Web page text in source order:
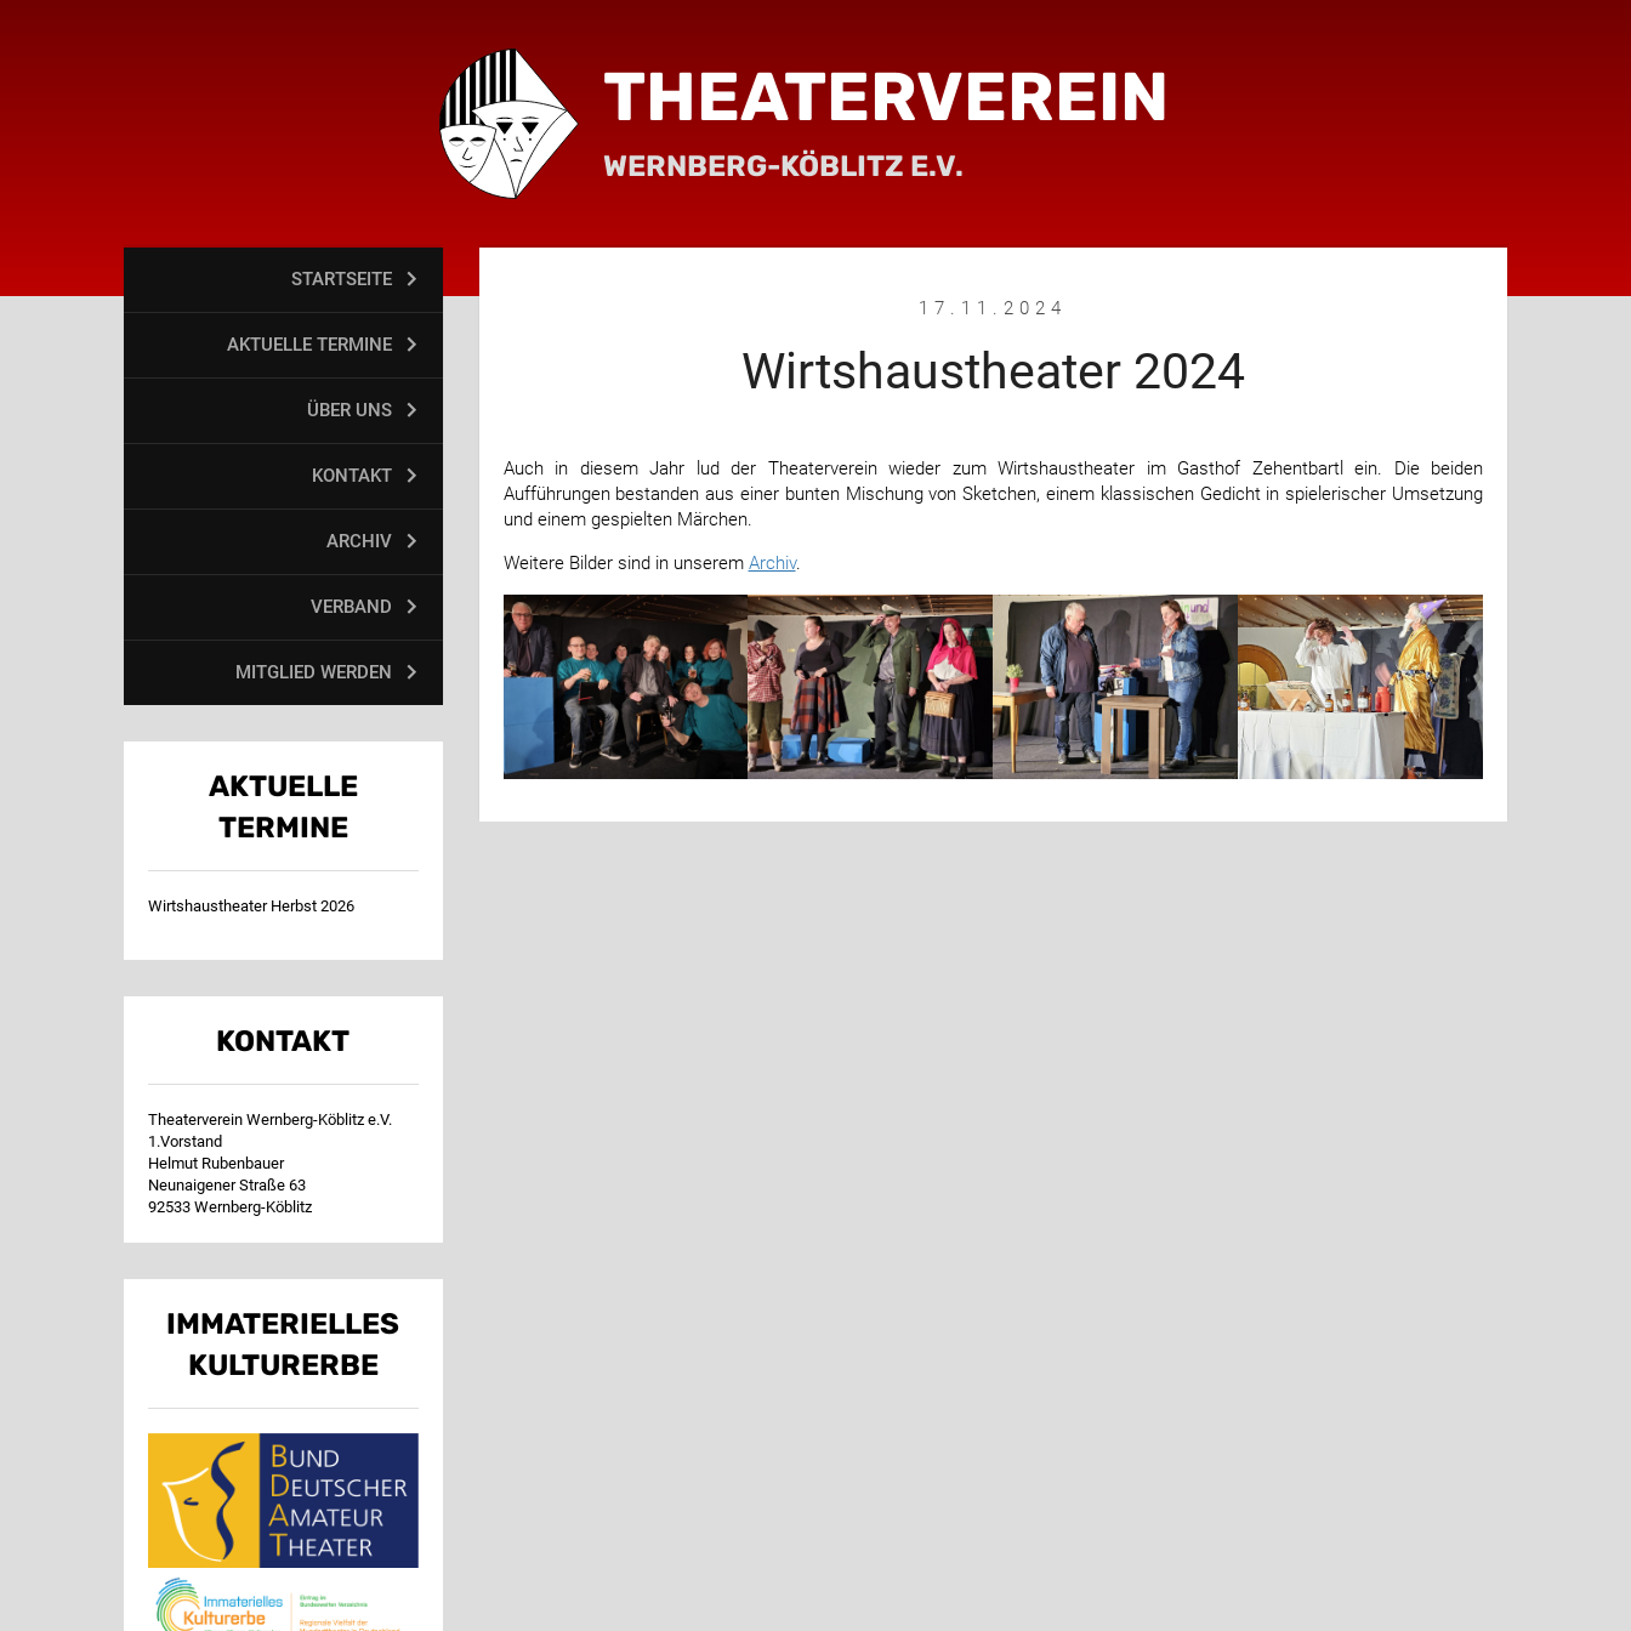
THEATERVEREIN
WERNBERG-KÖBLITZ E.V.
STARTSEITE
AKTUELLE TERMINE
ÜBER UNS
KONTAKT
ARCHIV
VERBAND
MITGLIED WERDEN
AKTUELLE
TERMINE
Wirtshaustheater Herbst 2026
KONTAKT
Theaterverein Wernberg-Köblitz e.V.
1.Vorstand
Helmut Rubenbauer
Neunaigener Straße 63
92533 Wernberg-Köblitz
IMMATERIELLES
KULTURERBE
17.11.2024
Wirtshaustheater 2024
Auch in diesem Jahr lud der Theaterverein wieder zum Wirtshaustheater im Gasthof Zehentbartl ein. Die beiden
Aufführungen bestanden aus einer bunten Mischung von Sketchen, einem klassischen Gedicht in spielerischer Umsetzung
und einem gespielten Märchen.
Weitere Bilder sind in unserem Archiv.